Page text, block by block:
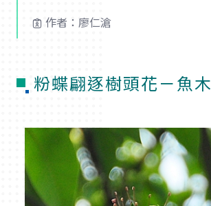
作者：廖仁滄
粉蝶翩逐樹頭花－魚木